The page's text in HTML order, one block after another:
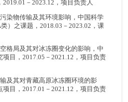
－2023.12，项目负责人
染物传输及其环境影响，中国科学
）之课题，2018.03－2023.02，课
格局及其对冰冻圈变化的影响，中
目，2017.05－2021.12，项目负责
及其对青藏高原冰冻圈环境的影
目，2017.01－2021.12，项目负责